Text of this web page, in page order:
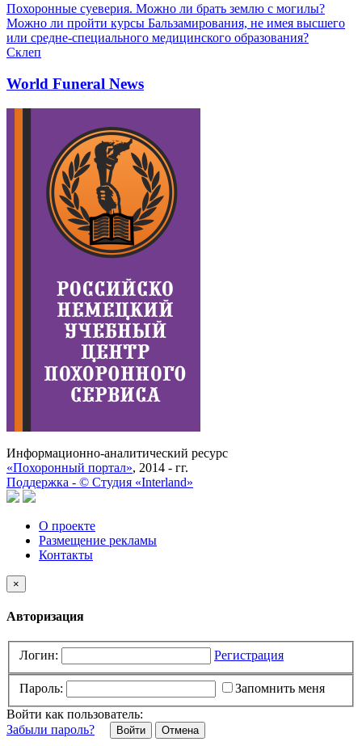
Похоронные суеверия. Можно ли брать землю с могилы?
Можно ли пройти курсы Бальзамирования, не имея высшего
или средне-специального медицинского образования?
Склеп
World Funeral News
Информационно-аналитический ресурс
«Похоронный портал», 2014 - гг.
Поддержка - © Cтудия «Interland»
О проекте
Размещение рекламы
Контакты
×
Авторизация
Логин: Регистрация
Пароль:
Запомнить меня
Войти как пользователь:
Забыли пароль?
Отмена